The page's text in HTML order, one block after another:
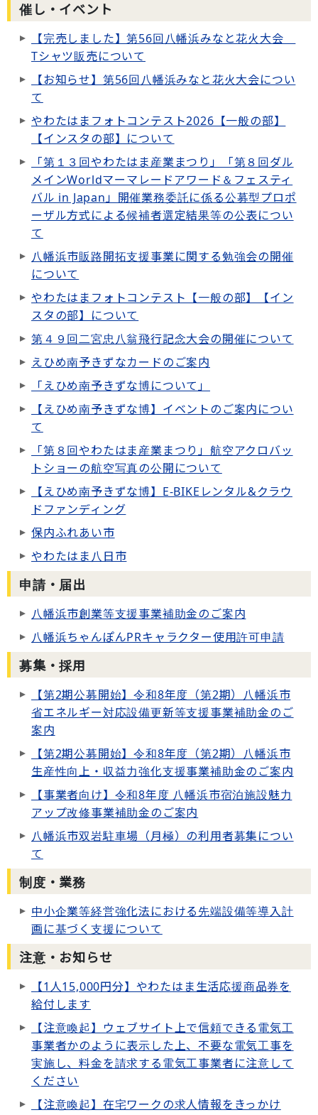
催し・イベント
【完売しました】第56回八幡浜みなと花火大会
Tシャツ販売について
【お知らせ】第56回八幡浜みなと花火大会につい
て
やわたはまフォトコンテスト2026【一般の部】
【インスタの部】について
「第１３回やわたはま産業まつり」「第８回ダル
メインWorldマーマレードアワード＆フェスティ
バル in Japan」開催業務委託に係る公募型プロポ
ーザル方式による候補者選定結果等の公表につい
て
八幡浜市販路開拓支援事業に関する勉強会の開催
について
やわたはまフォトコンテスト【一般の部】【イン
スタの部】について
第４９回二宮忠八翁飛行記念大会の開催について
えひめ南予きずなカードのご案内
「えひめ南予きずな博について」
【えひめ南予きずな博】イベントのご案内につい
て
「第８回やわたはま産業まつり」航空アクロバッ
トショーの航空写真の公開について
【えひめ南予きずな博】E-BIKEレンタル&クラウ
ドファンディング
保内ふれあい市
やわたはま八日市
申請・届出
八幡浜市創業等支援事業補助金のご案内
八幡浜ちゃんぽんPRキャラクター使用許可申請
募集・採用
【第2期公募開始】令和8年度（第2期）八幡浜市
省エネルギー対応設備更新等支援事業補助金のご
案内
【第2期公募開始】令和8年度（第2期）八幡浜市
生産性向上・収益力強化支援事業補助金のご案内
【事業者向け】令和8年度 八幡浜市宿泊施設魅力
アップ改修事業補助金のご案内
八幡浜市双岩駐車場（月極）の利用者募集につい
て
制度・業務
中小企業等経営強化法における先端設備等導入計
画に基づく支援について
注意・お知らせ
【1人15,000円分】やわたはま生活応援商品券を
給付します
【注意喚起】ウェブサイト上で信頼できる電気工
事業者かのように表示した上、不要な電気工事を
実施し、料金を請求する電気工事業者に注意して
ください
【注意喚起】在宅ワークの求人情報をきっかけ